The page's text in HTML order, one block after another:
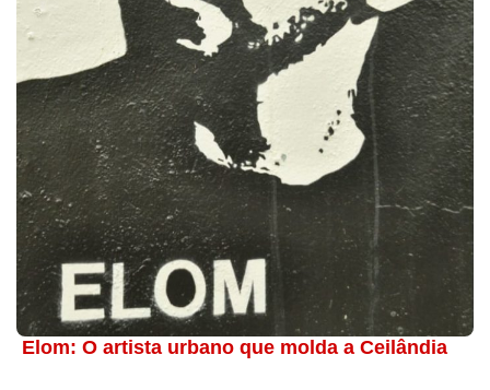
Elom: O artista urbano que molda a Ceilândia